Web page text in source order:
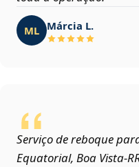
ML Márcia L.
Serviço de reboque
Equatorial, Boa